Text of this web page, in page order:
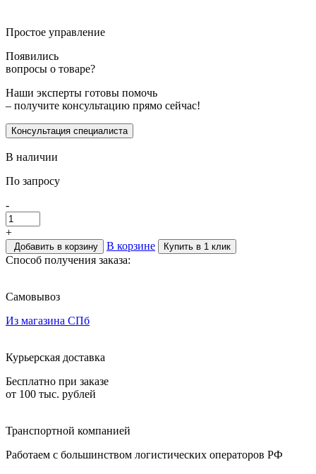
Простое управление
Появились
вопросы о товаре?
Наши эксперты готовы помочь
– получите консультацию прямо сейчас!
Консультация специалиста
В наличии
По запросу
-
+
Добавить в корзину В корзине Купить в 1 клик
Способ получения заказа:
Самовывоз
Из магазина СПб
Курьерская доставка
Бесплатно при заказе
от 100 тыс. рублей
Транспортной компанией
Работаем с большинством логистических операторов РФ